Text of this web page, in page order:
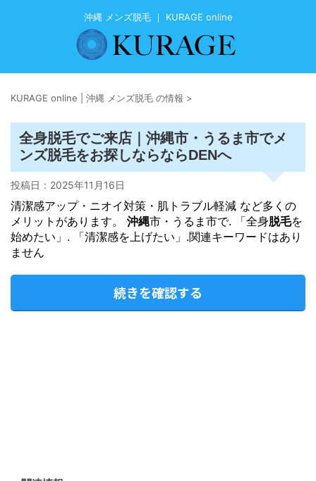
沖縄 メンズ脱毛 ｜ KURAGE online
KURAGE online | 沖縄 メンズ脱毛 の情報 >
全身脱毛でご来店｜ 沖縄市・うるま市でメ
ンズ脱毛をお探しならならDENへ
投稿日： 2025年11月16日
清潔感アップ・ニオイ対策・肌トラブル軽減 など多くの
メリットがあります。 沖縄市・うるま市で. 「全身脱毛を
始めたい」. 「清潔感を上げたい」.関連キーワードはあり
ません
続きを確認する